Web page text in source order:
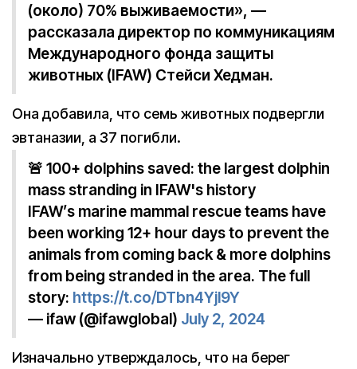
(около) 70% выживаемости», —
рассказала директор по коммуникациям
Международного фонда защиты
животных (IFAW) Стейси Хедман.
Она добавила, что семь животных подвергли
эвтаназии, а 37 погибли.
🚨 100+ dolphins saved: the largest dolphin
mass stranding in IFAW's history
IFAW’s marine mammal rescue teams have
been working 12+ hour days to prevent the
animals from coming back & more dolphins
from being stranded in the area. The full
story: https://t.co/DTbn4Yjl9Y
— ifaw (@ifawglobal) July 2, 2024
Изначально утверждалось, что на берег